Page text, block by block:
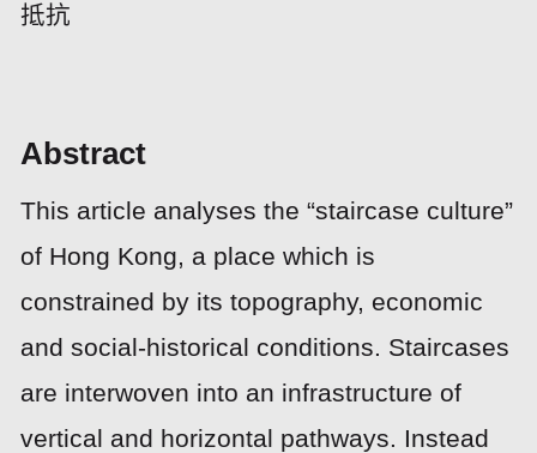
抵抗
Abstract
This article analyses the “staircase culture”
of Hong Kong, a place which is
constrained by its topography, economic
and social-historical conditions. Staircases
are interwoven into an infrastructure of
vertical and horizontal pathways. Instead